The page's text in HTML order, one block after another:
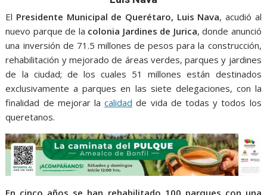
o
k
p
p
g
er
m
El Presidente Municipal de Querétaro, Luis Nava, acudió al
nuevo parque de la colonia Jardines de Jurica, donde anunció
una inversión de 71.5 millones de pesos para la construcción,
rehabilitación y mejorado de áreas verdes, parques y jardines
de la ciudad; de los cuales 51 millones están destinados
exclusivamente a parques en las siete delegaciones, con la
finalidad de mejorar lacalidad de vida de todas y todos los
queretanos.